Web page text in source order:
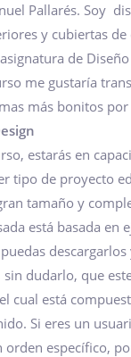
Pallarés. Soy
y cubiertas
de
me gustaría
más bonitos
estarás en
tipo de proyecto
tamaño y
está basada en
sin dudarlo, que
cual está
Si eres un
orden específico,